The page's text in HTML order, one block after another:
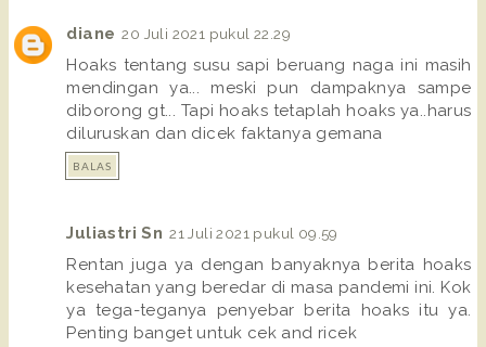
diane 20 Juli 2021 pukul 22.29
Hoaks tentang susu sapi beruang naga ini masih
mendingan ya... meski pun dampaknya sampe
diborong gt... Tapi hoaks tetaplah hoaks ya..harus
diluruskan dan dicek faktanya gemana
BALAS
Juliastri Sn 21 Juli 2021 pukul 09.59
Rentan juga ya dengan banyaknya berita hoaks
kesehatan yang beredar di masa pandemi ini. Kok
ya tega-teganya penyebar berita hoaks itu ya.
Penting banget untuk cek and ricek